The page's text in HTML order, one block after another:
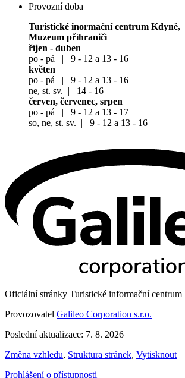
Provozní doba
Turistické inormační centrum Kdyně,
Muzeum příhraničí
říjen - duben
po - pá | 9 - 12 a 13 - 16
květen
po - pá | 9 - 12 a 13 - 16
ne, st. sv. | 14 - 16
červen, červenec, srpen
po - pá | 9 - 12 a 13 - 17
so, ne, st. sv. | 9 - 12 a 13 - 16
Oficiální stránky Turistické informační
Provozovatel Galileo Corporation s.r.o.
Poslední aktualizace: 7. 8. 2026
Změna vzhledu, Struktura stránek, Vytisknout
Prohlášení o přístupnosti